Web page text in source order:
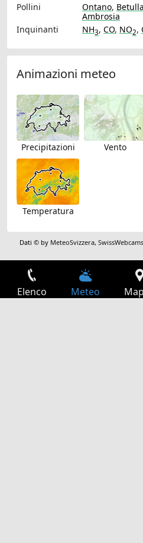
Pollini
Ontano, Betulla
Ambrosia
Inquinanti
NH3, CO, NO2,
Animazioni meteo
Precipitazioni Vento
Temperatura
Dati © by MeteoSvizzera,SwissWebcams
Elenco Meteo